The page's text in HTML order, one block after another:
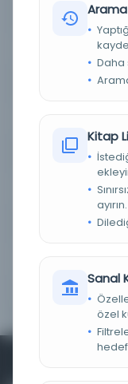
KÜTÜPHANE
DEMIRBAŞ NUMARASI
KAYIT NUMARASI
KOLEKSIYON NO.
Daha
Kitap
ayırın.
Sanal
özel